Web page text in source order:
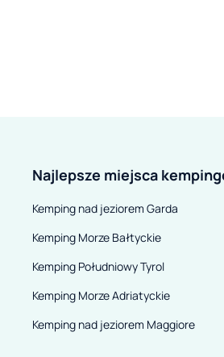
Najlepsze miejsca
Kemping nad jeziorem Garda
Kemping Morze Bałtyckie
Kemping Południowy Tyrol
Kemping Morze Adriatyckie
Kemping nad jeziorem Maggiore